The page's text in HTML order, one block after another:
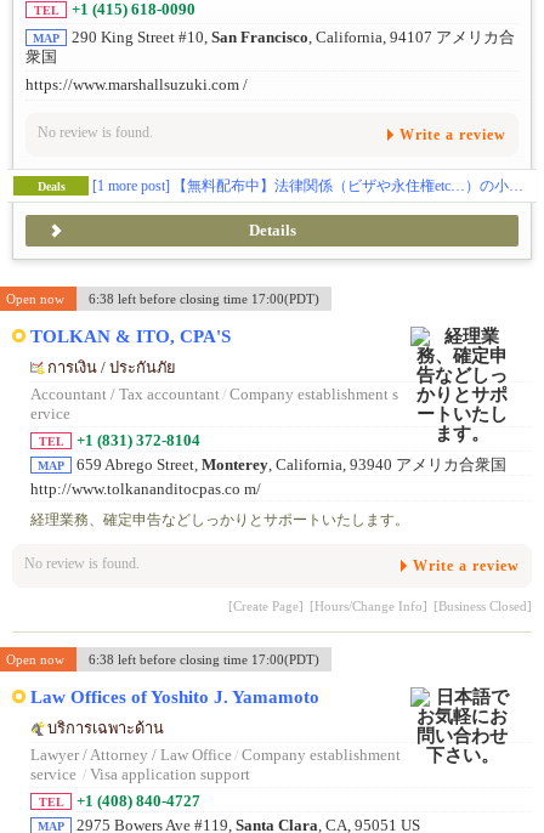
TEL +1 (415) 618-0090
MAP 290 King Street #10, San Francisco, California, 94107 アメリカ合
衆国
https://www.marshallsuzuki.com /
No review is found. Write a review
Deals [1 more post] 【無料配布中】法律関係（ビザや永住権etc…）の小冊子をプレゼントしております📝
Details
Open now 6:38 left before closing time 17:00(PDT)
TOLKAN & ITO, CPA'S
การเงิน / ประกันภัย
Accountant / Tax accountant/ Company establishment s
ervice
TEL +1 (831) 372-8104
MAP 659 Abrego Street, Monterey, California, 93940 アメリカ合衆国
http://www.tolkananditocpas.co m/
経理業務、確定申告などしっかりとサポートいたします。
No review is found. Write a review
[Create Page] [Hours/Change Info] [Business Closed]
Open now 6:38 left before closing time 17:00(PDT)
Law Offices of Yoshito J. Yamamoto
บริการเฉพาะด้าน
Lawyer / Attorney / Law Office/ Company establishment
service / Visa application support
TEL +1 (408) 840-4727
MAP 2975 Bowers Ave #119, Santa Clara , CA, 95051 US